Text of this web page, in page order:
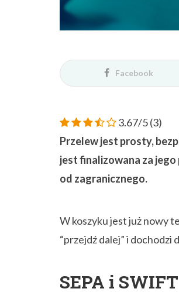
Facebook
3.67/5(3)
Przelew jest prosty,
jest finalizowana za
od zagranicznego.
W koszyku jest już nowy
“przejdź dalej” i
SEPA i